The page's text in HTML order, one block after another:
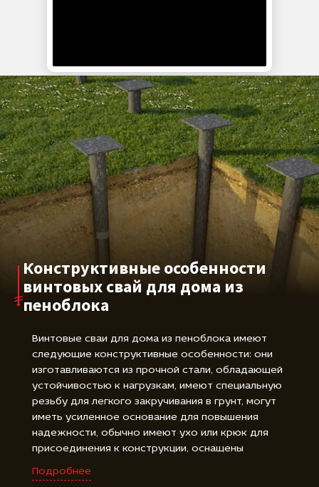
обладают достаточной несущей способностью для
домов из пеноблока в один или два этажа. Они
подходят для эксплуатации в грунтах различного
состава, включая глинистые, песчаные и
суглинистые. Применение свайно-винтового
фундамента позволяет вести строительство в
условиях сложного рельефа, сезонного
промерзания и при высоком уровне грунтовых вод.
Конструктивные особенности
винтовых свай для дома из
пеноблока
Винтовые сваи для дома из пеноблока имеют
следующие конструктивные особенности: они
изготавливаются из прочной стали, обладающей
устойчивостью к нагрузкам, имеют специальную
резьбу для легкого закручивания в грунт, могут
иметь усиленное основание для повышения
надежности, обычно имеют ухо или крюк для
присоединения к конструкции, оснащены
резиновыми амортизаторами или гайками для
регулировки высоты, оцинкованное покрытие
Подробнее